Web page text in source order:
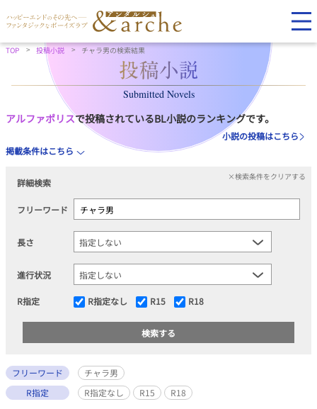
TOP 投稿小説 チャラ男の検索結果
Submitted Novels
アルファポリスで投稿されているBL小説のランキングです。
小説の投稿はこちら
掲載条件はこちら
詳細検索
×検索条件をクリアする
フリーワード
長さ
進行状況
R指定 R指定なし R15 R18
フリーワード
チャラ男
R指定
R指定なし R15 R18